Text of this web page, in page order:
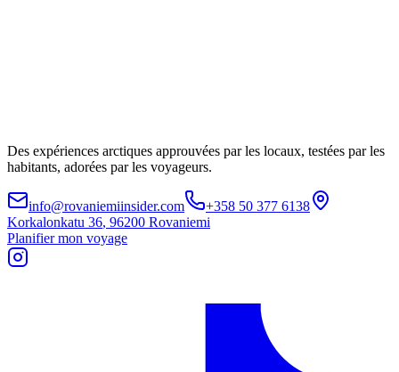
Des expériences arctiques approuvées par les locaux, testées par les
habitants, adorées par les voyageurs.
info@rovaniemiinsider.com
+358 50 377 6138
Korkalonkatu 36, 96200 Rovaniemi
Planifier mon voyage